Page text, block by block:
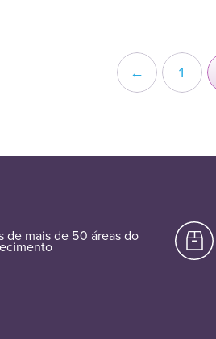
← 1
de mais de 50 áreas do